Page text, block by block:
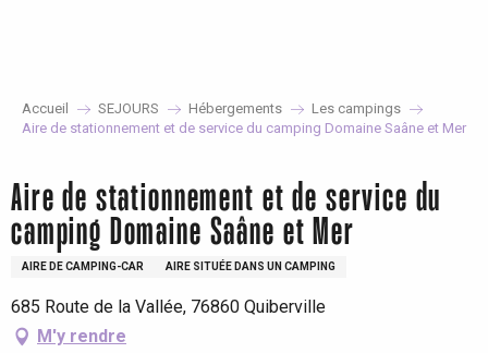
Accueil SEJOURS Hébergements
Les campings
Aire de stationnement et de service du camping Domaine Saâne et Mer
Aire de stationnement et de service du
camping Domaine Saâne et Mer
AIRE DE CAMPING-CAR AIRE SITUÉE DANS UN CAMPING
685 Route de la Vallée, 76860 Quiberville
M'y rendre